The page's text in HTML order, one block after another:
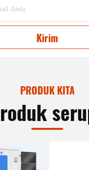
Kirim
PRODUK KITA